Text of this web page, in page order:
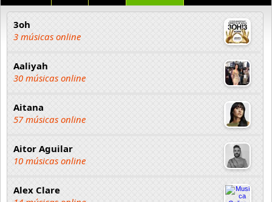
3oh
3 músicas online
Aaliyah
30 músicas online
Aitana
57 músicas online
Aitor Aguilar
10 músicas online
Alex Clare